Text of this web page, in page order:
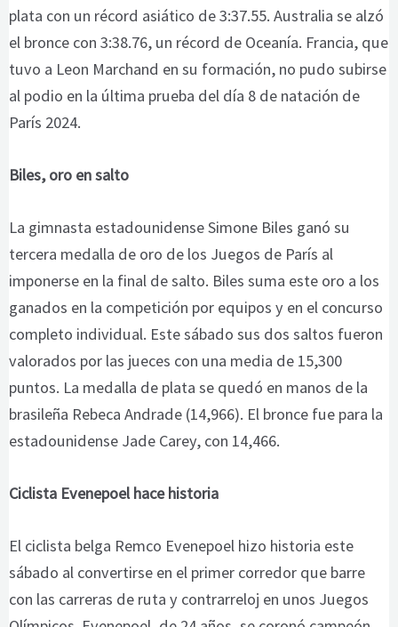
plata con un récord asiático de 3:37.55. Australia se alzó
el bronce con 3:38.76, un récord de Oceanía. Francia, que
tuvo a Leon Marchand en su formación, no pudo subirse
al podio en la última prueba del día 8 de natación de
París 2024.
Biles, oro en salto
La gimnasta estadounidense Simone Biles ganó su
tercera medalla de oro de los Juegos de París al
imponerse en la final de salto. Biles suma este oro a los
ganados en la competición por equipos y en el concurso
completo individual. Este sábado sus dos saltos fueron
valorados por las jueces con una media de 15,300
puntos. La medalla de plata se quedó en manos de la
brasileña Rebeca Andrade (14,966). El bronce fue para la
estadounidense Jade Carey, con 14,466.
Ciclista Evenepoel hace historia
El ciclista belga Remco Evenepoel hizo historia este
sábado al convertirse en el primer corredor que barre
con las carreras de ruta y contrarreloj en unos Juegos